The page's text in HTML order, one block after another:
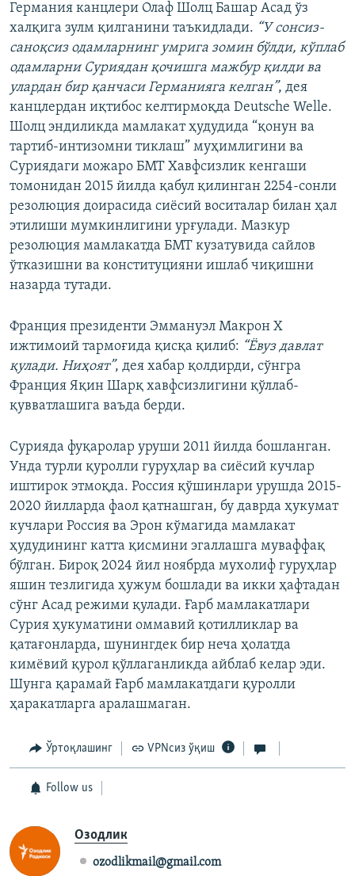
Германия канцлери Олаф Шолц Башар Асад ўз
халқига зулм қилганини таъкидлади. “У сонсиз-
саноқсиз одамларнинг умрига зомин бўлди, кўплаб
одамларни Суриядан қочишга мажбур қилди ва
улардан бир қанчаси Германияга келган”, дея
канцлердан иқтибос келтирмоқда Deutsche Welle.
Шолц эндиликда мамлакат ҳудудида “қонун ва
тартиб-интизомни тиклаш” муҳимлигини ва
Суриядаги можаро БМТ Хавфсизлик кенгаши
томонидан 2015 йилда қабул қилинган 2254-сонли
резолюция доирасида сиёсий воситалар билан ҳал
этилиши мумкинлигини урғулади. Мазкур
резолюция мамлакатда БМТ кузатувида сайлов
ўтказишни ва конституцияни ишлаб чиқишни
назарда тутади.
Франция президенти Эммануэл Макрон Х
ижтимоий тармоғида қисқа қилиб: “Ёвуз давлат
қулади. Ниҳоят”, дея хабар қолдирди, сўнгра
Франция Яқин Шарқ хавфсизлигини қўллаб-
қувватлашига ваъда берди.
Сурияда фуқаролар уруши 2011 йилда бошланган.
Унда турли қуролли гуруҳлар ва сиёсий кучлар
иштирок этмоқда. Россия қўшинлари урушда 2015-
2020 йилларда фаол қатнашган, бу даврда ҳукумат
кучлари Россия ва Эрон кўмагида мамлакат
ҳудудининг катта қисмини эгаллашга муваффақ
бўлган. Бироқ 2024 йил ноябрда мухолиф гуруҳлар
яшин тезлигида ҳужум бошлади ва икки ҳафтадан
сўнг Асад режими қулади. Ғарб мамлакатлари
Сурия ҳукуматини оммавий қотилликлар ва
қатағонларда, шунингдек бир неча ҳолатда
кимёвий қурол қўллаганликда айблаб келар эди.
Шунга қарамай Ғарб мамлакатдаги қуролли
ҳаракатларга аралашмаган.
Ўртоқлашинг VPNсиз ўқиш
Follow us
Озодлик
ozodlikmail@gmail.com